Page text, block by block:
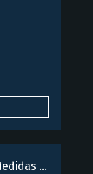
Tampo de mesa redondo novo - Medidas um por um e meio